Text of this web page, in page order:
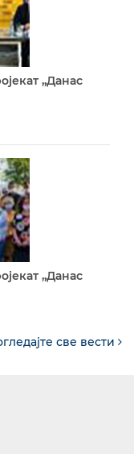
„Данас
„Данас
све вести